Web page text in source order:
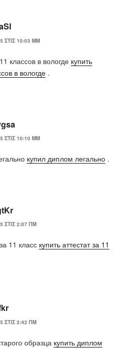
ΣΤΙΣ 10:03 ΜΜ
классов в вологде купить
в вологде .
ΣΤΙΣ 10:10 ΜΜ
купил диплом легально .
ΣΤΙΣ 2:07 ΠΜ
11 класс купить аттестат за 11
ΣΤΙΣ 2:42 ΠΜ
образца купить диплом